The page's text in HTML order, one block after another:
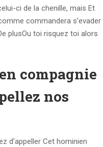
ci de la chenille, mais Et
commandera s’evader
plusOu toi risquez toi alors
compagnie
nos
d’appeller Cet hominien